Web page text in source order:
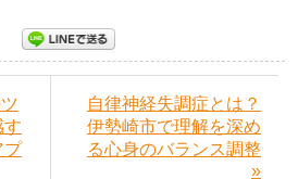
す
プ
自律神経失調症とは？
伊勢崎市で理解を深め
る心身のバランス調整
»